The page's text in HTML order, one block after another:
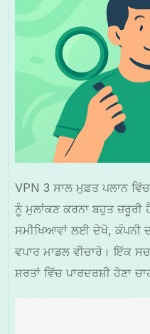
VPN 3 ਸਾਲ ਮੁਫ਼ਤ ਪਲਾਨ
ਨੂੰ ਮੁਲਾਂਕਣ ਕਰਨਾ ਬਹੁਤ
ਸਮੀਖਿਆਵਾਂ ਲਈ ਦੇਖੋ, ਕੰਪਨੀ
ਵਪਾਰ ਮਾਡਲ ਵੀਚਾਰੋ। ਇੱਕ
ਸ਼ਰਤਾਂ ਵਿੱਚ ਪਾਰਦਰਸ਼ੀ ਹੋਣਾ